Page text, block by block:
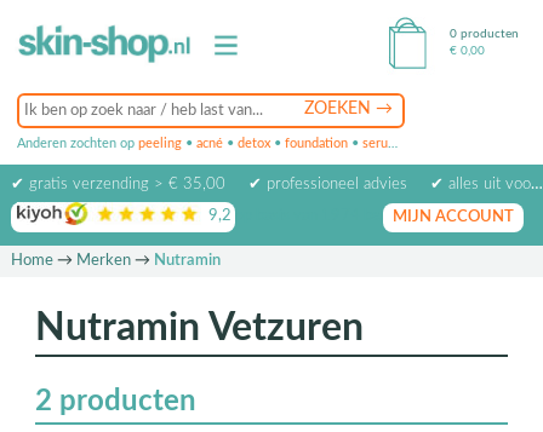
Anderen zochten op peeling • acné • detox • foundation • serum
0 producten
€ 0,00
✔ gratis verzending > € 35,00 ✔ professioneel advies
✔ alles uit voorraad leverbaar
9,2 op basis van beoordelingen
MIJN ACCOUNT
Home→ Merken→ Nutramin
Nutramin Vetzuren
2 producten